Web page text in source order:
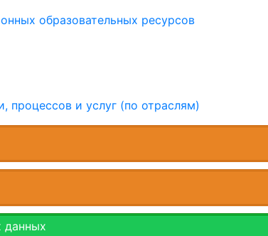
образовательных ресурсов
процессов и услуг (по отраслям)
данных